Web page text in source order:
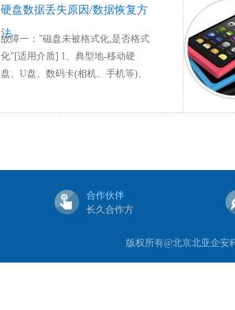
硬盘数据丢失原因/数据恢复方
法
故障一："磁盘未被格式化,是否格式
化"[适用介质] 1、典型地-移动硬
盘、U盘、数码卡(相机、手机等)、
合作伙伴
长久合作方
版权所有@北京北亚企安